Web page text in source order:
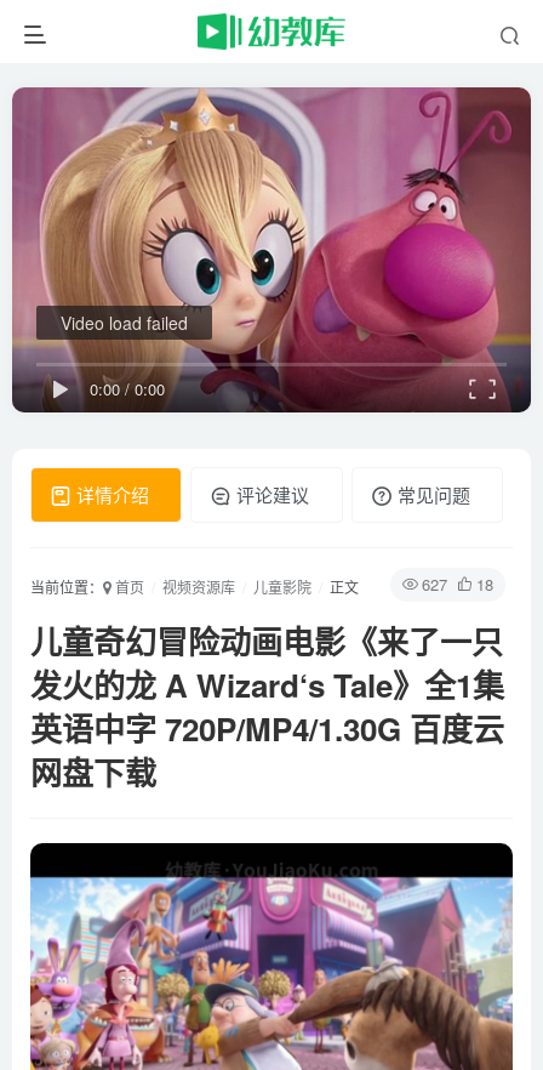
0:00/0:00
Video load failed
详情介绍 评论建议 常见问题
627 18
当前位置： 首页 视频资源库 儿童影院 正文
儿童奇幻冒险动画电影《来了一只
发火的龙 A Wizard‘s Tale》全1集
英语中字 720P/MP4/1.30G 百度云
网盘下载